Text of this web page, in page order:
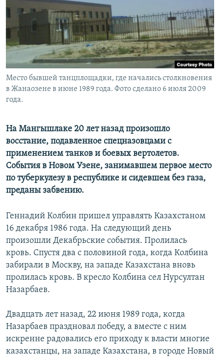
Место бывшей танцплощадки, где начались столкновения
в Жанаозене в июне 1989 года. Фото сделано 6 июля 2009
года.
На Мангышлаке 20 лет назад произошло
восстание, подавленное спецназовцами с
применением танков и боевых вертолетов.
События в Новом Узене, занимавшем первое место
по туберкулезу в республике и сидевшем без газа,
преданы забвению.
Геннадий Колбин пришел управлять Казахстаном
16 декабря 1986 года. На следующий день
произошли Декабрьские события. Пролилась
кровь. Спустя два с половиной года, когда Колбина
забирали в Москву, на западе Казахстана вновь
пролилась кровь. В кресло Колбина сел Нурсултан
Назарбаев.
Двадцать лет назад, 22 июня 1989 года, когда
Назарбаев праздновал победу, а вместе с ним
искренне радовались его приходу к власти многие
казахстанцы, на западе Казахстана, в городе Новый